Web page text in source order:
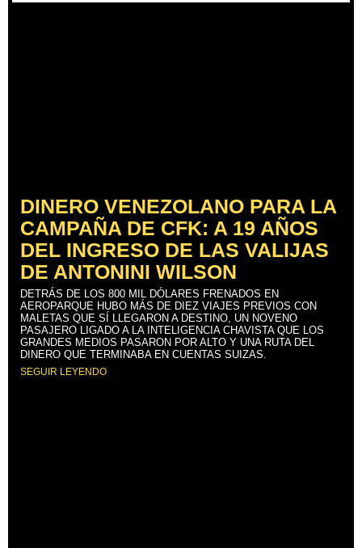
DINERO VENEZOLANO PARA LA
CAMPAÑA DE CFK: A 19 AÑOS
DEL INGRESO DE LAS VALIJAS
DE ANTONINI WILSON
DETRÁS DE LOS 800 MIL DÓLARES FRENADOS EN
AEROPARQUE HUBO MÁS DE DIEZ VIAJES PREVIOS CON
MALETAS QUE SÍ LLEGARON A DESTINO, UN NOVENO
PASAJERO LIGADO A LA INTELIGENCIA CHAVISTA QUE LOS
GRANDES MEDIOS PASARON POR ALTO Y UNA RUTA DEL
DINERO QUE TERMINABA EN CUENTAS SUIZAS.
SEGUIR LEYENDO